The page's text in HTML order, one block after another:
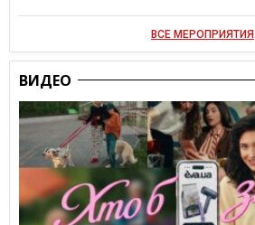
ВСЕ МЕРОПРИЯТИЯ
ВИДЕО